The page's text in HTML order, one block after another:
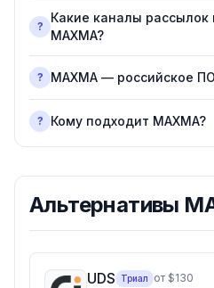
?
Какие каналы
MAXMA?
? MAXMA — российское
? Кому подходит MAXMA?
Альтернативы
UDS Триал от $130